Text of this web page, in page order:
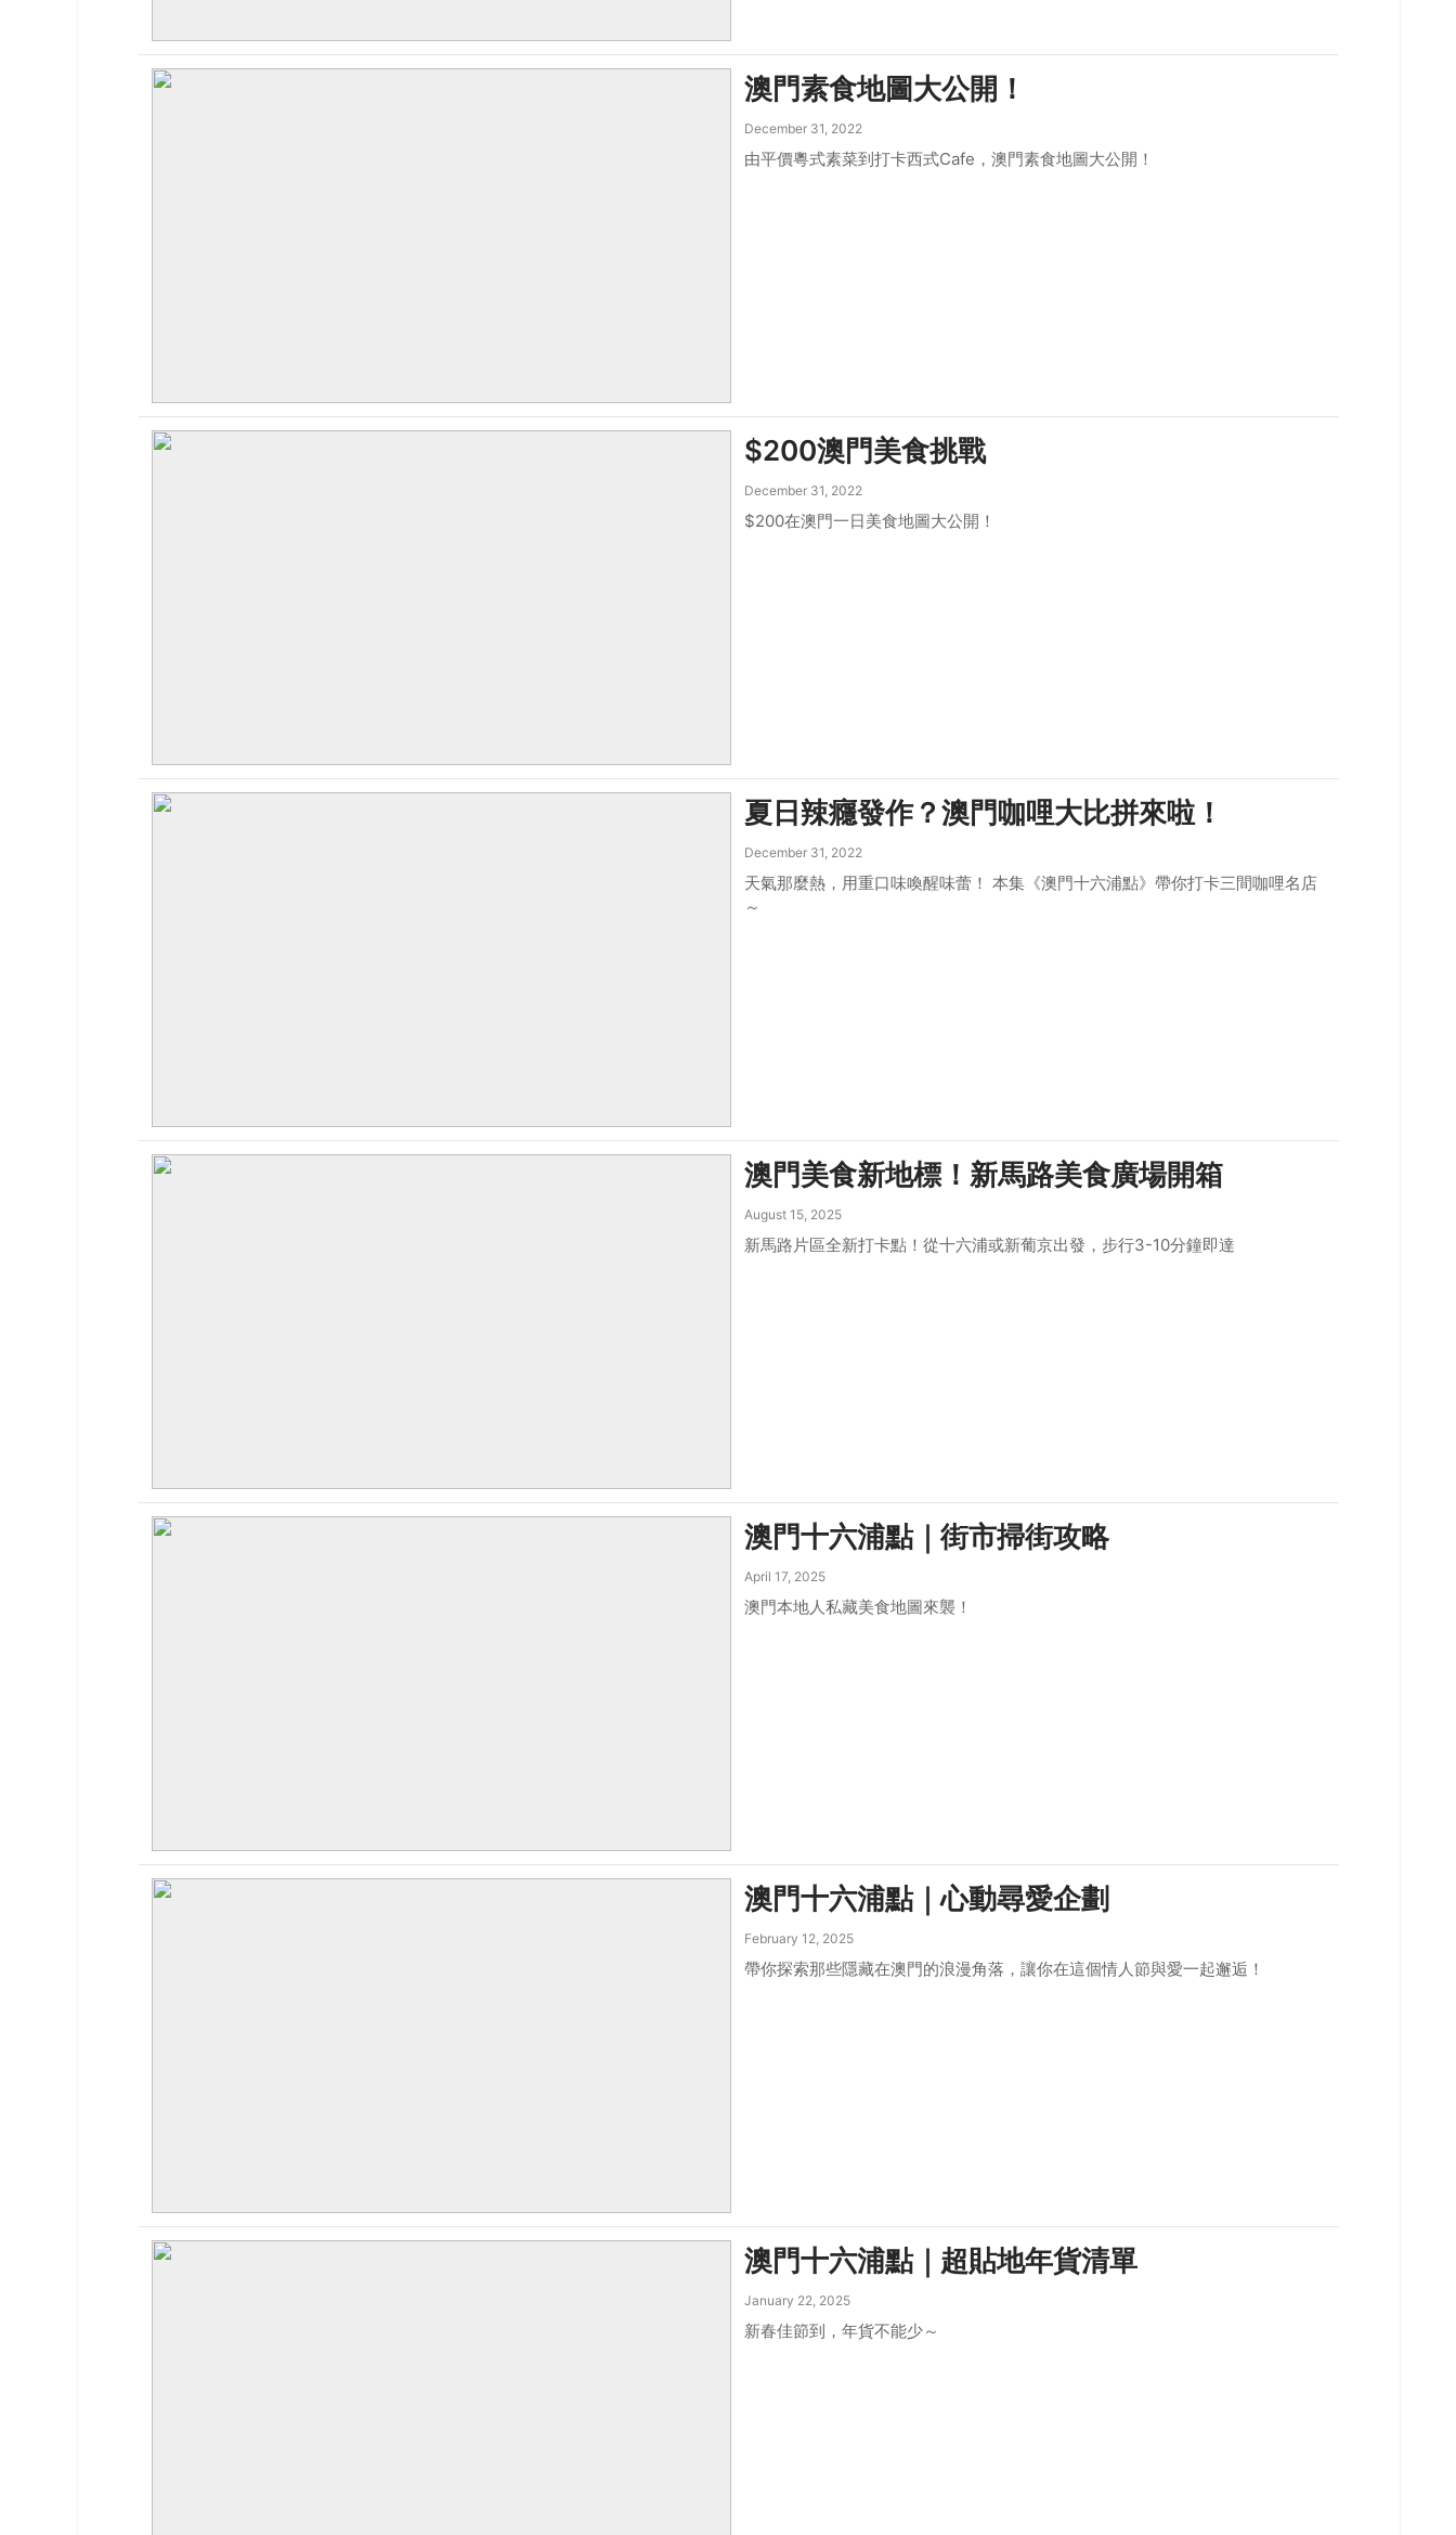
澳門素食地圖大公開！
December 31, 2022
由平價粵式素菜到打卡西式Cafe，澳門素食地圖大公開！
$200澳門美食挑戰
December 31, 2022
$200在澳門一日美食地圖大公開！
夏日辣癮發作？澳門咖哩大比拼來啦！
December 31, 2022
天氣那麼熱，用重口味喚醒味蕾！ 本集《澳門十六浦點》帶你打卡三間咖哩名店
～
澳門美食新地標！新馬路美食廣場開箱
August 15, 2025
新馬路片區全新打卡點！從十六浦或新葡京出發，步行3-10分鐘即達
澳門十六浦點｜街市掃街攻略
April 17, 2025
澳門本地人私藏美食地圖來襲！
澳門十六浦點｜心動尋愛企劃
February 12, 2025
帶你探索那些隱藏在澳門的浪漫角落，讓你在這個情人節與愛一起邂逅！
澳門十六浦點｜超貼地年貨清單
January 22, 2025
新春佳節到，年貨不能少～